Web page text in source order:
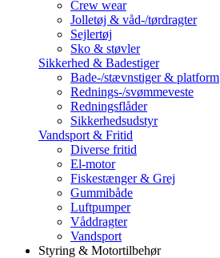
Crew wear
Jolletøj & våd-/tørdragter
Sejlertøj
Sko & støvler
Sikkerhed & Badestiger
Bade-/stævnstiger & platform
Rednings-/svømmeveste
Redningsflåder
Sikkerhedsudstyr
Vandsport & Fritid
Diverse fritid
El-motor
Fiskestænger & Grej
Gummibåde
Luftpumper
Våddragter
Vandsport
Styring & Motortilbehør